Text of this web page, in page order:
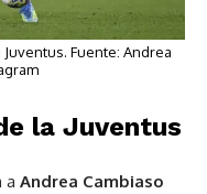
Fuente: Andrea
la Juventus
a Andrea Cambiaso